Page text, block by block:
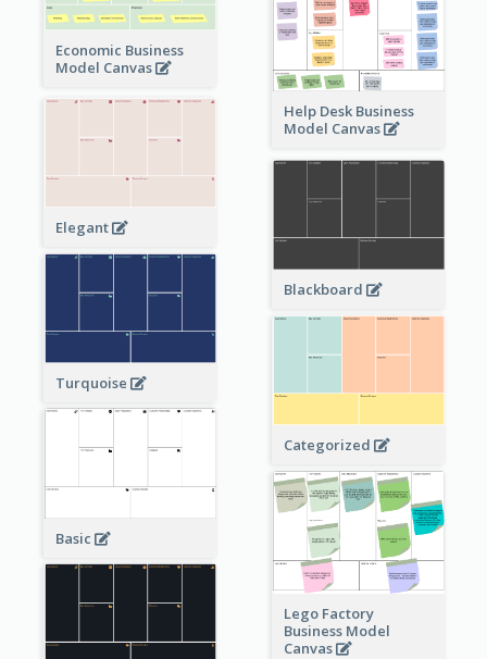
Economic Business
Model Canvas
Help Desk Business
Model Canvas
Elegant
Blackboard
Turquoise
Categorized
Basic
Lego Factory
Business Model
Canvas